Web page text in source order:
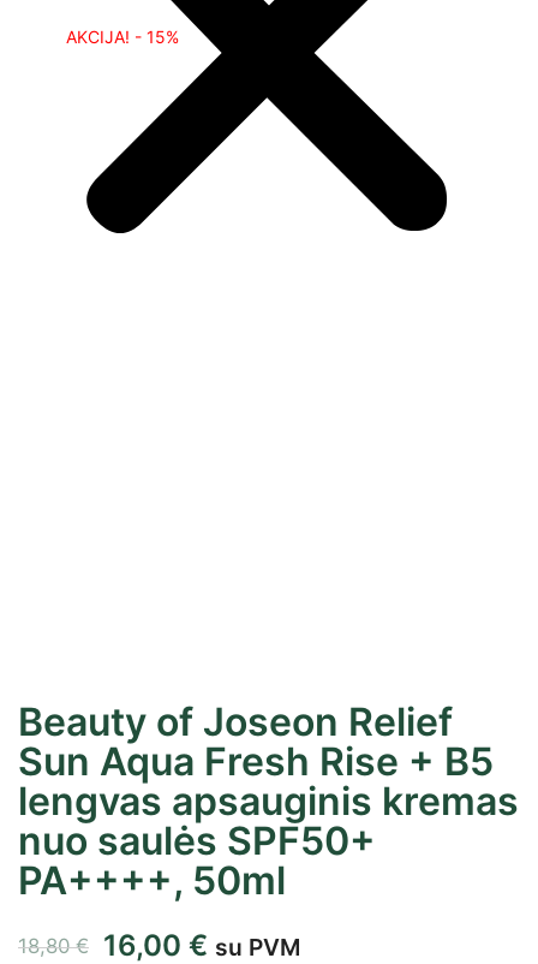
AKCIJA! - 15%
Beauty of Joseon Relief
Sun Aqua Fresh Rise + B5
lengvas apsauginis kremas
nuo saulės SPF50+
PA++++, 50ml
18,80€ 16,00 € su PVM